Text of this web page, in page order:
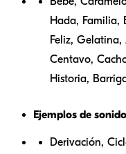
Hada, Familia,
Feliz,
Centavo,
Historia,
Ejemplos de
Derivación,